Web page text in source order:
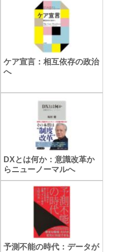
ケア宣言：相互依存の政治
へ
DXとは何か：意識改革か
らニューノーマルへ
予測不能の時代：データが